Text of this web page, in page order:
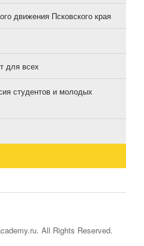
движения Псковского края
для всех
студентов и молодых
All Rights Reserved.